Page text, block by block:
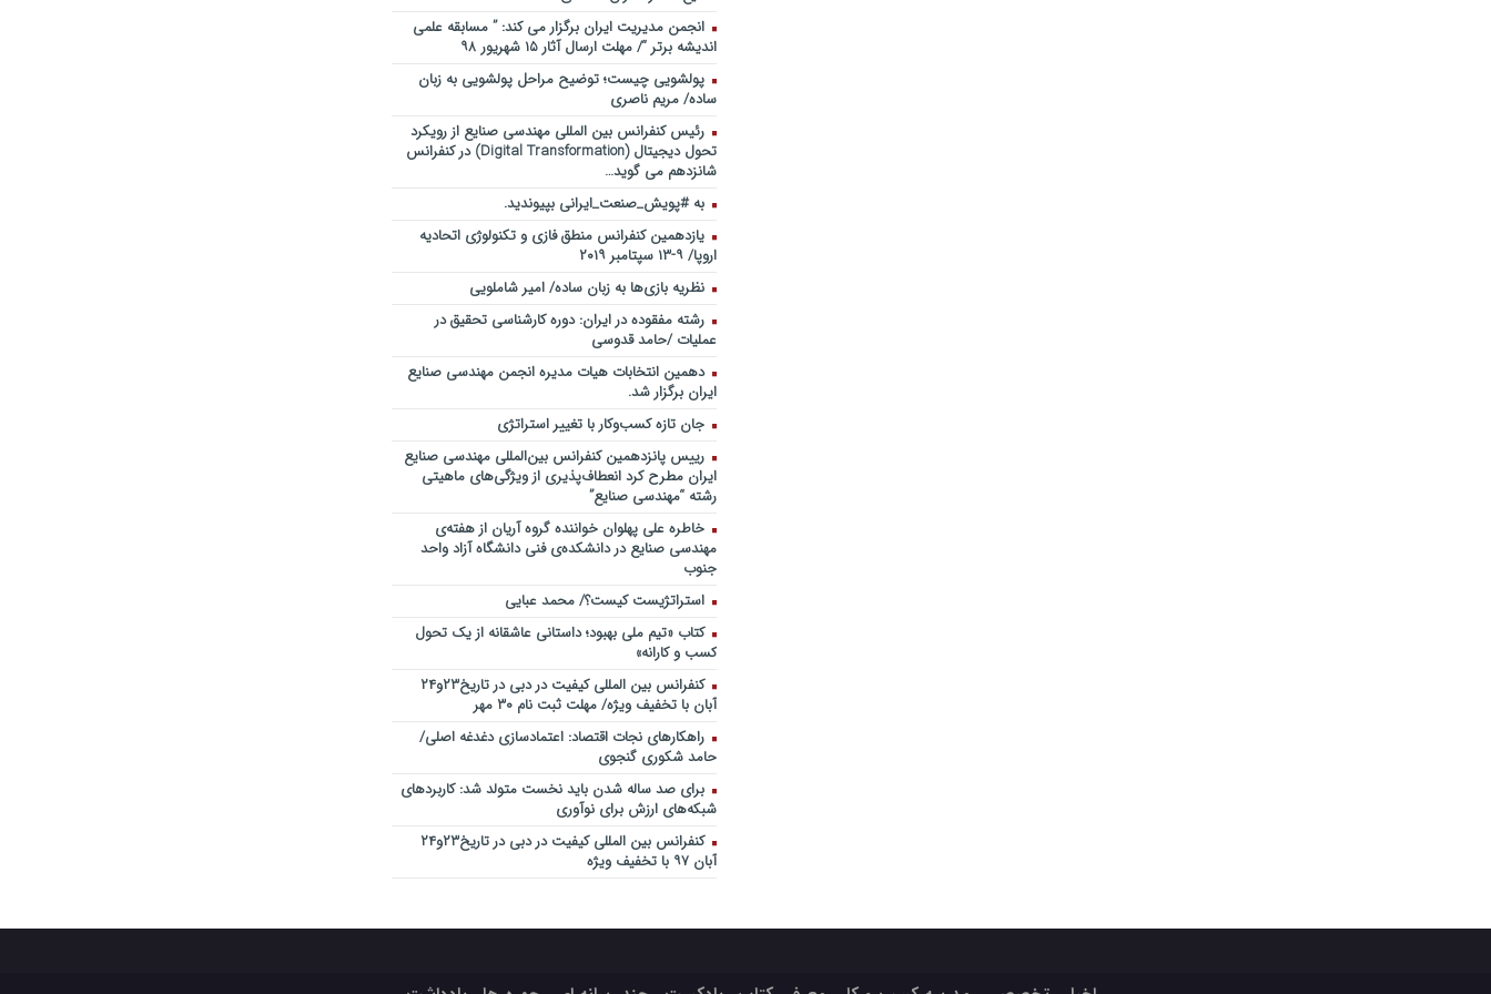
انجمن مدیریت ایران برگزار می کند: ” مسابقه علمی
اندیشه برتر “/ مهلت ارسال آثار ۱۵ شهریور ۹۸
پولشویی چیست؛ توضیح مراحل پولشویی به زبان
ساده/ مریم ناصری
رئیس کنفرانس بین المللی مهندسی صنایع از رویکرد
تحول دیجیتال (Digital Transformation) در کنفرانس
شانزدهم می گوید…
به #پویش_صنعت_ایرانی بپیوندید.
یازدهمین کنفرانس منطق فازی و تکنولوژی اتحادیه
اروپا/ ۹-۱۳ سپتامبر ۲۰۱۹
نظریه بازی‌ها به زبان ساده/ امیر شاملویی
رشته مفقوده در ایران: دوره کارشناسی تحقیق در
عملیات /حامد قدوسی
دهمین انتخابات هیات مدیره انجمن مهندسی صنایع
ایران برگزار شد.
جان تازه کسب‌وکار با تغییر استراتژی
رییس پانزدهمین کنفرانس بین‌المللی مهندسی صنایع
ایران مطرح کرد انعطاف‌پذیری از ویژگی‌های ماهیتی
رشته “مهندسی صنایع”
خاطره علی پهلوان خواننده گروه آریان از هفته‌ی
مهندسی صنایع در دانشکده‌ی فنی دانشگاه آزاد واحد
جنوب
استراتژیست کیست؟‬/ محمد عبایی
کتاب «تیم ملی بهبود؛ داستانی عاشقانه از یک تحول
کسب و کارانه»
کنفرانس بین المللی کیفیت در دبی در تاریخ۲۳و۲۴
آبان با تخفیف ویژه/ مهلت ثبت نام ۳۰ مهر
راهکارهای نجات اقتصاد: اعتمادسازی دغدغه اصلی/
حامد شکوری گنجوی
برای صد ساله شدن باید نخست متولد شد: کاربردهای
شبکه‌های ارزش برای نوآوری
کنفرانس بین المللی کیفیت در دبی در تاریخ۲۳و۲۴
آبان ۹۷ با تخفیف ویژه